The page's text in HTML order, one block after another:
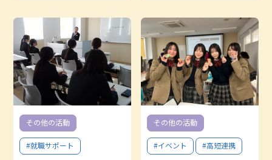
その他の活動
#就職サポート
その他の活動
#イベント #高短連携